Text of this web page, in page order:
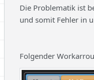
Die Problematik ist
und somit Fehler in
Folgender